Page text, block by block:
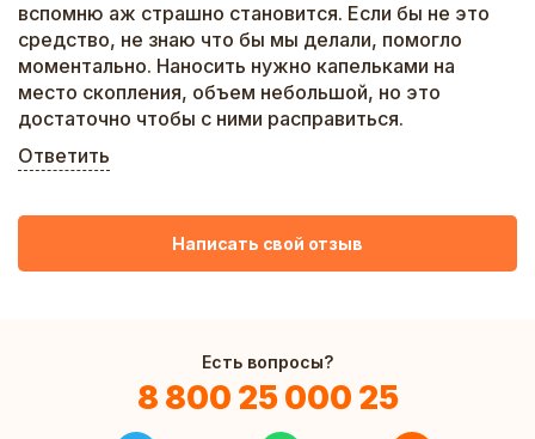
вспомню аж страшно становится. Если бы не это
средство, не знаю что бы мы делали, помогло
моментально. Наносить нужно капельками на
место скопления, объем небольшой, но это
достаточно чтобы с ними расправиться.
Ответить
Написать свой отзыв
Есть вопросы?
8 800 25 000 25